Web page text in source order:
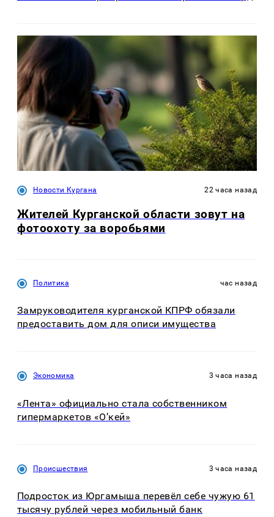
Новости Кургана 22 часа назад
Жителей Курганской области зовут на
фотоохоту за воробьями
Политика час назад
Замруководителя курганской КПРФ обязали
предоставить дом для описи имущества
Экономика 3 часа назад
«Лента» официально стала собственником
гипермаркетов «О’кей»
Происшествия 3 часа назад
Подросток из Юргамыша перевёл себе чужую 61
тысячу рублей через мобильный банк